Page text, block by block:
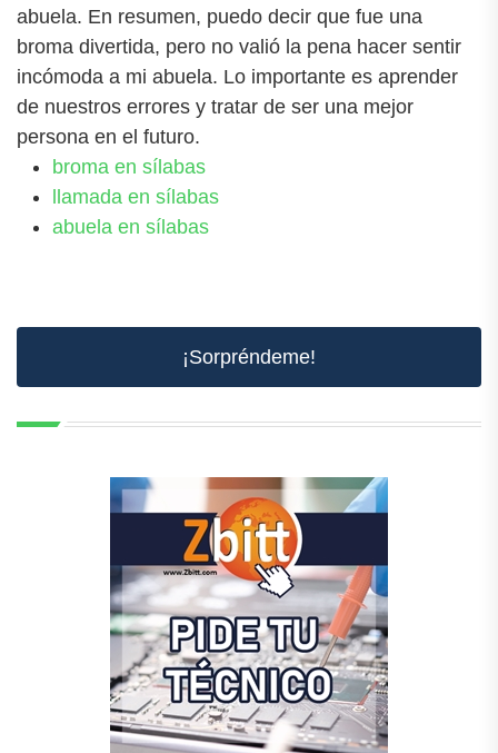
abuela. En resumen, puedo decir que fue una
broma divertida, pero no valió la pena hacer sentir
incómoda a mi abuela. Lo importante es aprender
de nuestros errores y tratar de ser una mejor
persona en el futuro.
broma en sílabas
llamada en sílabas
abuela en sílabas
¡Sorpréndeme!